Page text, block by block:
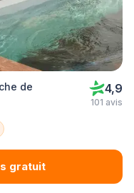
de
4,9
101 avis
gratuit